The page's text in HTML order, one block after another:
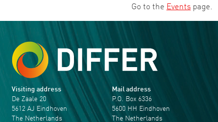
Go to the Events page.
Visiting address
De Zaale 20
5612 AJ Eindhoven
The Netherlands
Mail address
P.O. Box 6336
5600 HH Eindhoven
The Netherlands